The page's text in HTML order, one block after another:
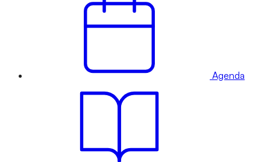
Agenda